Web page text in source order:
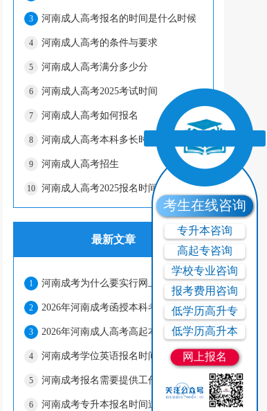
3 河南成人高考报名的时间是什么时候
4 河南成人高考的条件与要求
5 河南成人高考满分多少分
6 河南成人高考2025考试时间
7 河南成人高考如何报名
8 河南成人高考本科多长时间
9 河南成人高考招生
10 河南成人高考2025报名时间
最新文章
1 河南成考为什么要实行网上报名和网上缴费?
2 2026年河南成考函授本科考试科目有哪些?
3 2026年河南成人高考高起本考什么科目?
4 河南成考学位英语报名时间错过了怎么办?
5 河南成考报名需要提供工作证明吗?
6
考生在线咨询
专升本咨询
高起专咨询
学校专业咨询
报考费用咨询
低学历高升专
低学历高升本
网上报名